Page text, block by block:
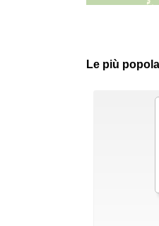
Le più